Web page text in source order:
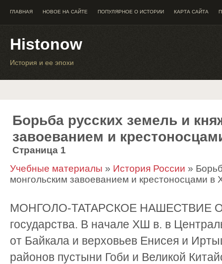
ГЛАВНАЯ НОВОЕ НА САЙТЕ ПОПУЛЯРНОЕ О ИСТОРИИ КАРТА САЙТА
Histonow
История и ее эпохи
Борьба русских земель и
завоеванием и
Страница 1
Учебные материалы » История России »
монгольским завоеванием и крестоносцами в
МОНГОЛО-ТАТАРСКОЕ НАШЕСТВИЕ
государства. В начале ХШ в. в
от Байкала и верховьев Енисея и
районов пустыни Гоби и Великой